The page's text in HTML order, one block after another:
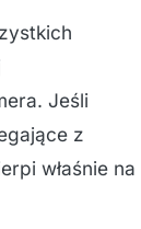
Jeśli
z
właśnie na